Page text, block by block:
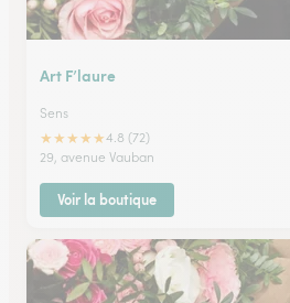
Art F’laure
Sens
★★★★★4.8 (72)
29, avenue Vauban
Voir la boutique